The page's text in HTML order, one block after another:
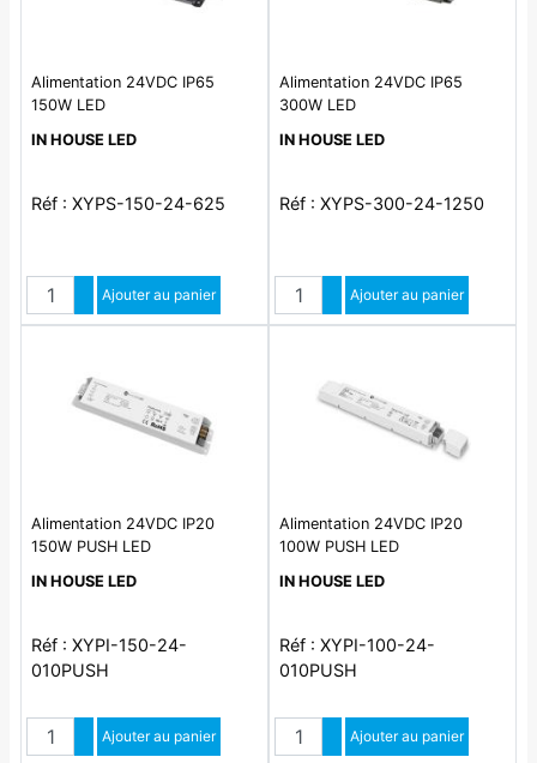
Alimentation 24VDC IP65
150W LED
IN HOUSE LED
Réf : XYPS-150-24-625
QuantitéAugmenter quantité
Diminuer quantité
Ajouter au panier
Alimentation 24VDC IP65
300W LED
IN HOUSE LED
Réf : XYPS-300-24-1250
QuantitéAugmenter quantité
Diminuer quantité
Ajouter au panier
Alimentation 24VDC IP20
150W PUSH LED
IN HOUSE LED
Réf : XYPI-150-24-
010PUSH
QuantitéAugmenter quantité
Diminuer quantité
Ajouter au panier
Alimentation 24VDC IP20
100W PUSH LED
IN HOUSE LED
Réf : XYPI-100-24-
010PUSH
QuantitéAugmenter quantité
Diminuer quantité
Ajouter au panier